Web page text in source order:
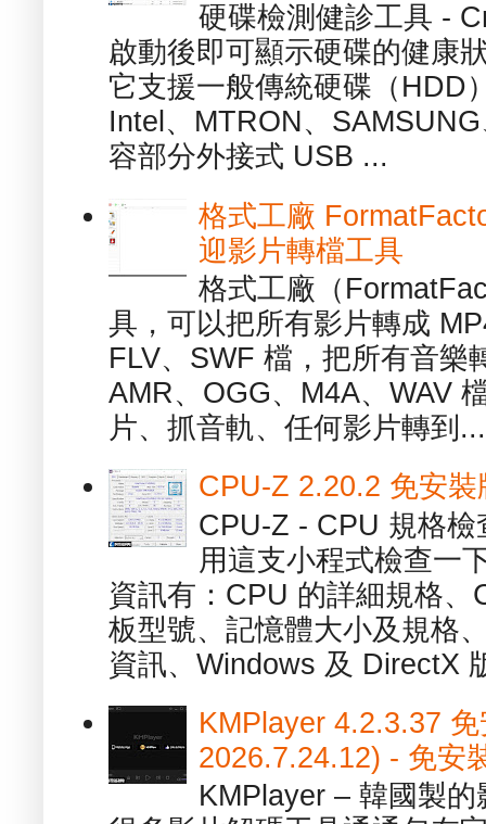
硬碟檢測健診工具 -
啟動後即可顯示硬碟的健康
它支援一般傳統硬碟（HDD
Intel、MTRON、
容部分外接式 USB ...
格式工廠
迎影片轉檔工具
格式工廠（
具，可以把所有影片轉成
FLV、SWF 檔，把所有音樂
AMR、OGG、M4A、WAV
片、抓音軌、任何影片轉到...
CPU-Z 2.20.2 免安
CPU-Z - CPU 規格
用這支小程式檢查一
資訊有：CPU 的詳細規格
板型號、記憶體大小及規格
資訊、Windows 及 DirectX
KMPlayer 4.2.3.37
2026.7.24.12) - 免安
KMPlayer – 韓國製